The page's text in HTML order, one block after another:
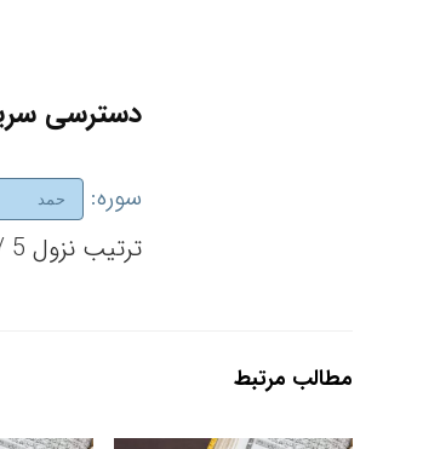
دسترسی
سوره:
ترتیب نزول 5 / سوره مدنی / تعداد آیات 7
مطالب مرتبط